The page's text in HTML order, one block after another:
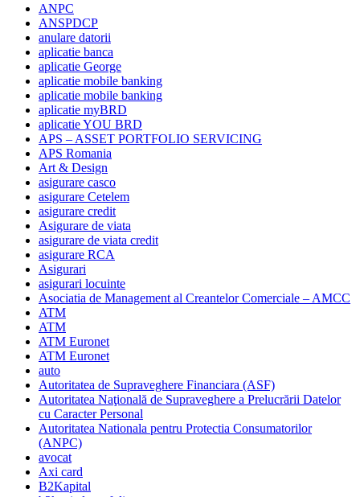
ANPC
ANSPDCP
anulare datorii
aplicatie banca
aplicatie George
aplicatie mobile banking
aplicatie mobile banking
aplicatie myBRD
aplicatie YOU BRD
APS – ASSET PORTFOLIO SERVICING
APS Romania
Art & Design
asigurare casco
asigurare Cetelem
asigurare credit
Asigurare de viata
asigurare de viata credit
asigurare RCA
Asigurari
asigurari locuinte
Asociatia de Management al Creantelor Comerciale – AMCC
ATM
ATM
ATM Euronet
ATM Euronet
auto
Autoritatea de Supraveghere Financiara (ASF)
Autoritatea Naţională de Supraveghere a Prelucrării Datelor
cu Caracter Personal
Autoritatea Nationala pentru Protectia Consumatorilor
(ANPC)
avocat
Axi card
B2Kapital